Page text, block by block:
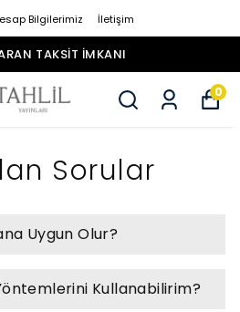
Bilgilerimiz İletişim
TAKSİT İMKANI
0
Sorular
Uygun Olur?
Kullanabilirim?